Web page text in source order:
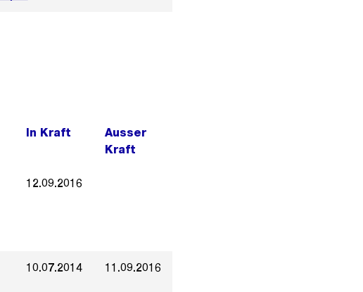
In Kraft
Ausser
Kraft
12.09.2016
10.07.2014 11.09.2016